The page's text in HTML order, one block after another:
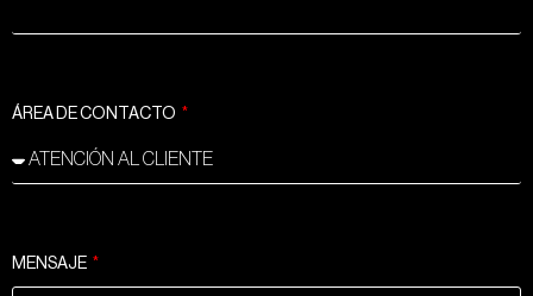
ÁREA DE CONTACTO
MENSAJE